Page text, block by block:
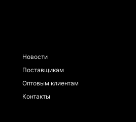
Новости
Поставщикам
Оптовым клиентам
Контакты